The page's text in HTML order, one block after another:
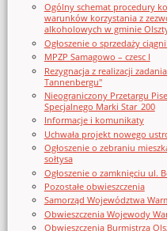
Ogólny schemat procedury
warunków korzystania z
alkoholowych w gminie
Ogłoszenie o sprzedaży
MPZP Samagowo – czesc I
Rezygnacja z realizacji
Tannenbergu"
Nieograniczony Przetargu
Specjalnego Marki Star_200
Informacje i komunikaty
Uchwała projekt nowego
Ogłoszenie o zebraniu
sołtysa
Ogłoszenie o zamknięciu ul.
Pozostałe obwieszczenia
Samorząd Województwa
Obwieszczenia Wojewody
Obwieszczenia Burmistrza